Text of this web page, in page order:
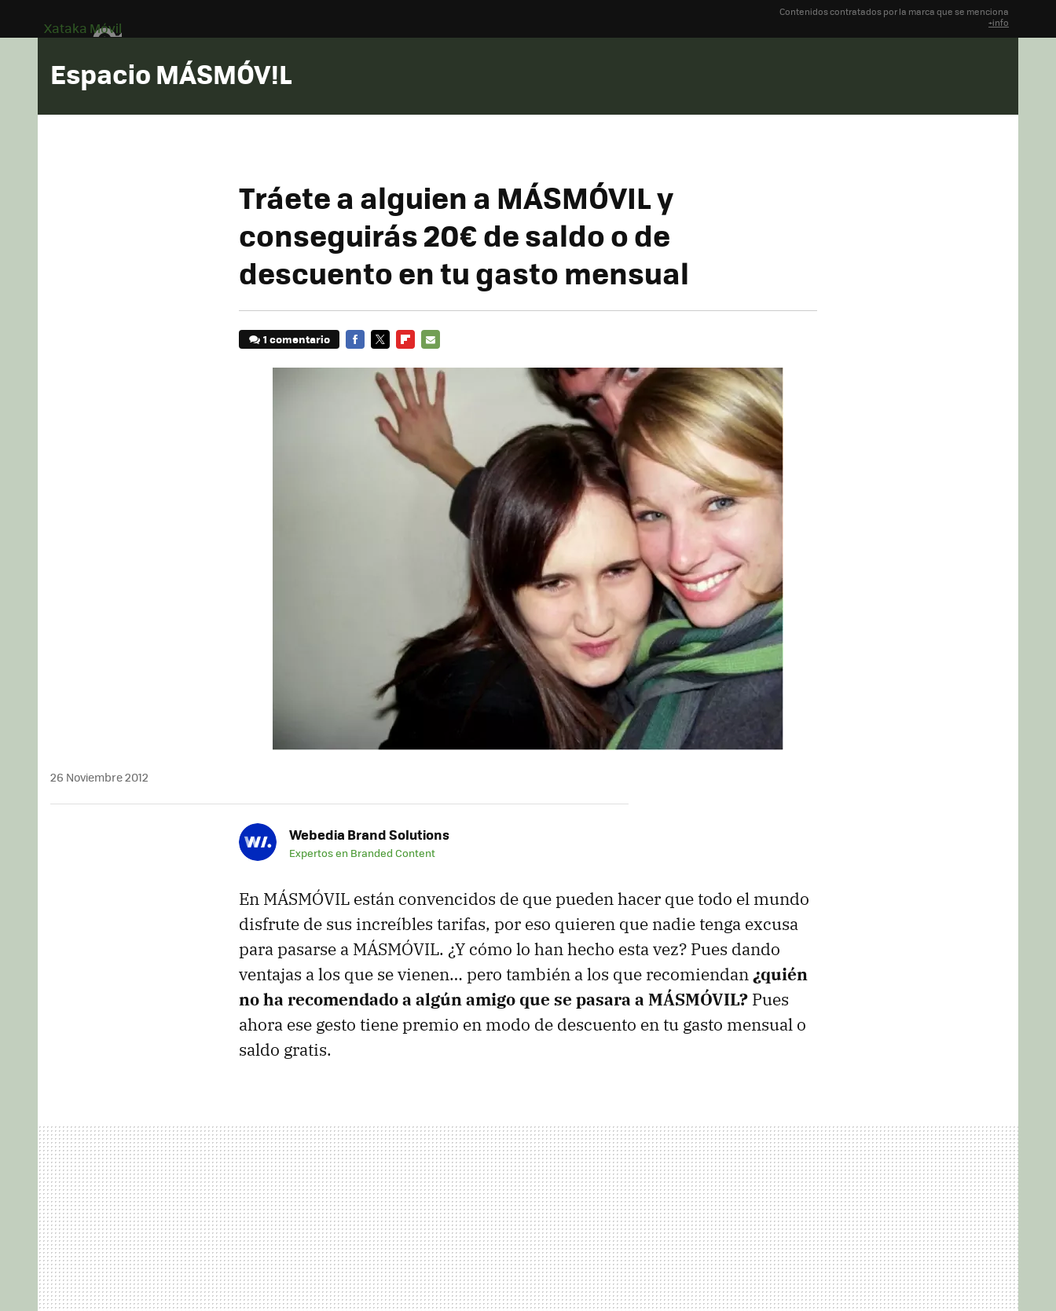
Contenidos contratados por la marca que se menciona
+info
Xataka Móvil
Espacio MÁSMÓV!L
Tráete a alguien a MÁSMÓVIL y
conseguirás 20€ de saldo o de
descuento en tu gasto mensual
1 comentario
MAIL
26 Noviembre 2012
Webedia Brand Solutions
Expertos en Branded Content
En MÁSMÓVIL están convencidos de que pueden hacer que todo el mundo
disfrute de sus increíbles tarifas, por eso quieren que nadie tenga excusa
para pasarse a MÁSMÓVIL. ¿Y cómo lo han hecho esta vez? Pues dando
ventajas a los que se vienen… pero también a los que recomiendan¿quién
no ha recomendado a algún amigo que se pasara a MÁSMÓVIL? Pues
ahora ese gesto tiene premio en modo de descuento en tu gasto mensual o
saldo gratis.